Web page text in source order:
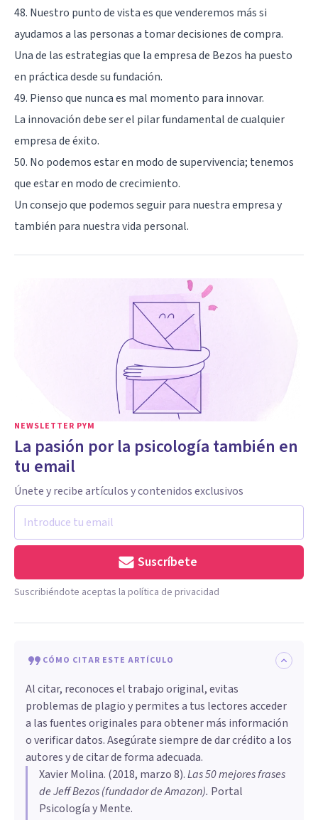
48. Nuestro punto de vista es que venderemos más si
ayudamos a las personas a tomar decisiones de compra.
Una de las estrategias que la empresa de Bezos ha puesto
en práctica desde su fundación.
49. Pienso que nunca es mal momento para innovar.
La innovación debe ser el pilar fundamental de cualquier
empresa de éxito.
50. No podemos estar en modo de supervivencia; tenemos
que estar en modo de crecimiento.
Un consejo que podemos seguir para nuestra empresa y
también para nuestra vida personal.
NEWSLETTER PYM
La pasión por la psicología también en
tu email
Únete y recibe artículos y contenidos exclusivos
Suscríbete
Suscribiéndote aceptas la política de privacidad
CÓMO CITAR ESTE ARTÍCULO
Al citar, reconoces el trabajo original, evitas
problemas de plagio y permites a tus lectores acceder
a las fuentes originales para obtener más información
o verificar datos. Asegúrate siempre de dar crédito a los
autores y de citar de forma adecuada.
Xavier Molina. (2018, marzo 8).Las 50 mejores frases
de Jeff Bezos (fundador de Amazon). Portal
Psicología y Mente.